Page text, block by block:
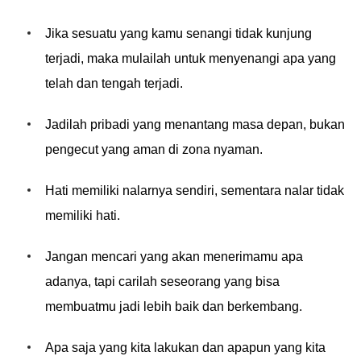
Jika sesuatu yang kamu senangi tidak kunjung
terjadi, maka mulailah untuk menyenangi apa yang
telah dan tengah terjadi.
Jadilah pribadi yang menantang masa depan, bukan
pengecut yang aman di zona nyaman.
Hati memiliki nalarnya sendiri, sementara nalar tidak
memiliki hati.
Jangan mencari yang akan menerimamu apa
adanya, tapi carilah seseorang yang bisa
membuatmu jadi lebih baik dan berkembang.
Apa saja yang kita lakukan dan apapun yang kita